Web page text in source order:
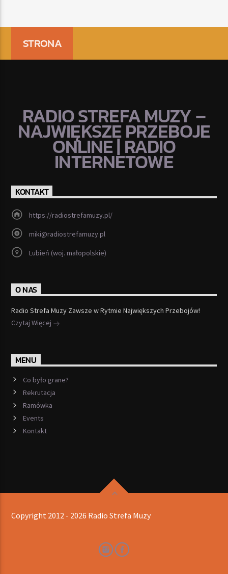
STRONA
RADIO STREFA MUZY –
NAJWIĘKSZE PRZEBOJE
ONLINE | RADIO
INTERNETOWE
KONTAKT
https://radiostrefamuzy.pl/
miki@radiostrefamuzy.pl
Lubień (woj. małopolskie)
O NAS
Radio Strefa Muzy Zawsze w Rytmie Największych Przebojów!
Czytaj Więcej
MENU
Co było grane?
Rekrutacja
Ramówka
Events
Kontakt
Copyright 2012 - 2026 Radio Strefa Muzy